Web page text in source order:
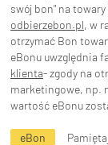
swój bon" na
odbierzebon.pl, w
otrzymać Bon
eBonu uwzględnia
klienta- zgody na
marketingowe, np.
wartość eBonu
eBon